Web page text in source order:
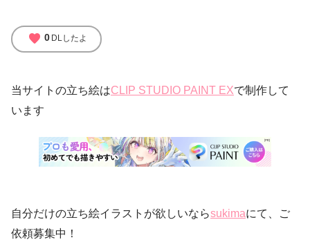
favorite 0 DLしたよ
当サイトの立ち絵はCLIP STUDIO PAINT EXで制作して
います
自分だけの立ち絵イラストが欲しいならsukimaにて、ご
依頼募集中！